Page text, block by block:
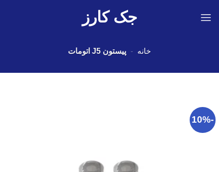
جک کارز
خانه - پیستون J5 اتومات
-10%